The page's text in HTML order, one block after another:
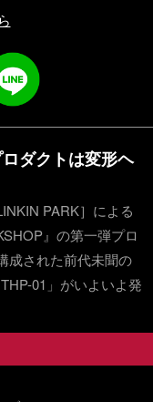
ダクトは変形ヘ
PARK］による
』の第一弾プロ
成された前代未聞の
01」がいよいよ発